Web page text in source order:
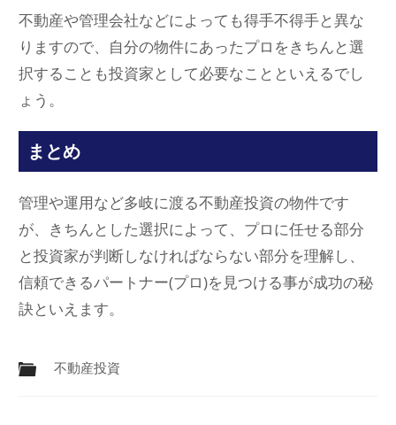
不動産や管理会社などによっても得手不得手と異な
りますので、自分の物件にあったプロをきちんと選
択することも投資家として必要なことといえるでし
ょう。
まとめ
管理や運用など多岐に渡る不動産投資の物件です
が、きちんとした選択によって、プロに任せる部分
と投資家が判断しなければならない部分を理解し、
信頼できるパートナー(プロ)を見つける事が成功の秘
訣といえます。
不動産投資